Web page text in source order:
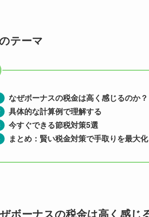
テーマ
なぜボーナスの税金は高く感じるのか？
具体的な計算例で理解する
今すぐできる節税対策5選
まとめ：賢い税金対策で手取りを最大化
ボーナスの税金は高く感じ